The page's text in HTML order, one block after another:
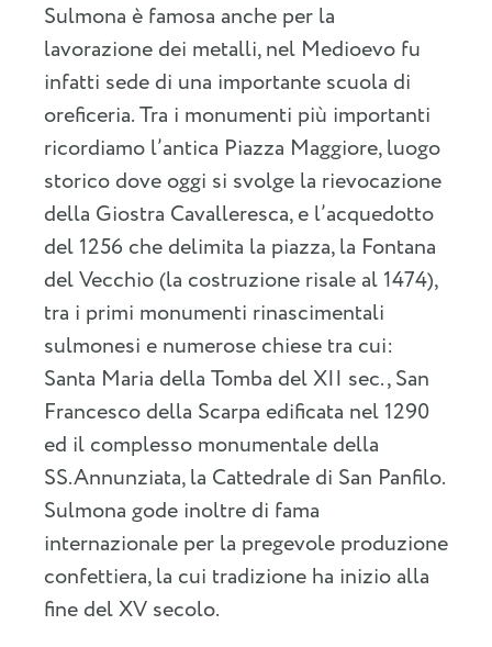
Sulmona è famosa anche per la
lavorazione dei metalli, nel Medioevo fu
infatti sede di una importante scuola di
oreficeria. Tra i monumenti più importanti
ricordiamo l’antica Piazza Maggiore, luogo
storico dove oggi si svolge la rievocazione
della Giostra Cavalleresca, e l’acquedotto
del 1256 che delimita la piazza, la Fontana
del Vecchio (la costruzione risale al 1474),
tra i primi monumenti rinascimentali
sulmonesi e numerose chiese tra cui:
Santa Maria della Tomba del XII sec., San
Francesco della Scarpa edificata nel 1290
ed il complesso monumentale della
SS.Annunziata, la Cattedrale di San Panfilo.
Sulmona gode inoltre di fama
internazionale per la pregevole produzione
confettiera, la cui tradizione ha inizio alla
fine del XV secolo.